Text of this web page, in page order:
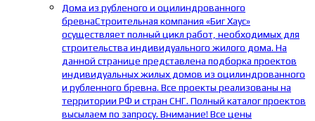
Дома из рубленого и оцилиндрованного
бревнаСтроительная компания «Биг Хаус»
осуществляет полный цикл работ, необходимых для
строительства индивидуального жилого дома. На
данной странице представлена подборка проектов
индивидуальных жилых домов из оцилиндрованного
и рубленного бревна. Все проекты реализованы на
территории РФ и стран СНГ. Полный каталог проектов
высылаем по запросу. Внимание! Все цены